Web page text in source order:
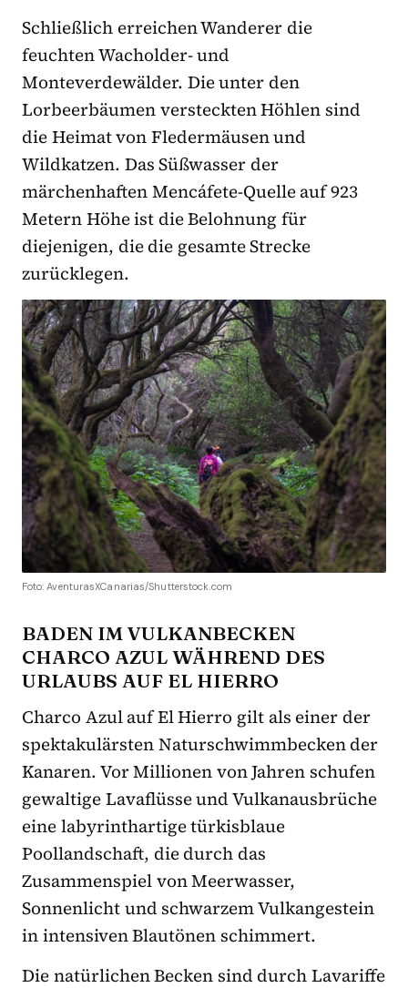
Schließlich erreichen Wanderer die
feuchten Wacholder- und
Monteverdewälder. Die unter den
Lorbeerbäumen versteckten Höhlen sind
die Heimat von Fledermäusen und
Wildkatzen. Das Süßwasser der
märchenhaften Mencáfete-Quelle auf 923
Metern Höhe ist die Belohnung für
diejenigen, die die gesamte Strecke
zurücklegen.
Foto: AventurasXCanarias/Shutterstock.com
BADEN IM VULKANBECKEN
CHARCO AZUL WÄHREND DES
URLAUBS AUF EL HIERRO
Charco Azul auf El Hierro gilt als einer der
spektakulärsten Naturschwimmbecken der
Kanaren. Vor Millionen von Jahren schufen
gewaltige Lavaflüsse und Vulkanausbrüche
eine labyrinthartige türkisblaue
Poollandschaft, die durch das
Zusammenspiel von Meerwasser,
Sonnenlicht und schwarzem Vulkangestein
in intensiven Blautönen schimmert.
Die natürlichen Becken sind durch Lavariffe